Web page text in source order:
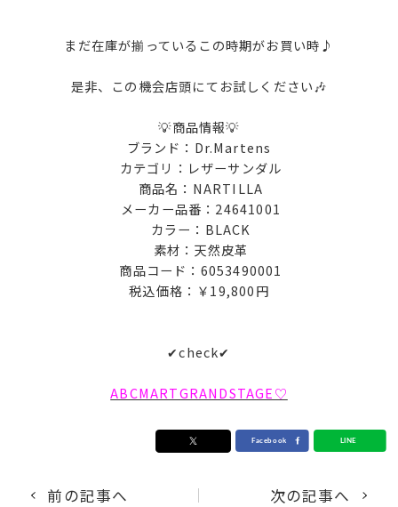
まだ在庫が揃っているこの時期がお買い時♪
是非、この機会店頭にてお試しください🎶
💡商品情報💡
ブランド：Dr.Martens
カテゴリ：レザーサンダル
商品名：NARTILLA
メーカー品番：24641001
カラー：BLACK
素材：天然皮革
商品コード：6053490001
税込価格：￥19,800円
✔check✔
ABCMARTGRANDSTAGE♡
前の記事へ 次の記事へ